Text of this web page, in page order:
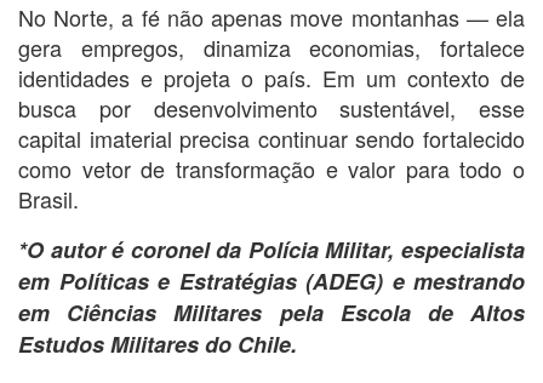
No Norte, a fé não apenas move montanhas — ela
gera empregos, dinamiza economias, fortalece
identidades e projeta o país. Em um contexto de
busca por desenvolvimento sustentável, esse
capital imaterial precisa continuar sendo fortalecido
como vetor de transformação e valor para todo o
Brasil.
*O autor é coronel da Polícia Militar, especialista
em Políticas e Estratégias (ADEG) e mestrando
em Ciências Militares pela Escola de Altos
Estudos Militares do Chile.